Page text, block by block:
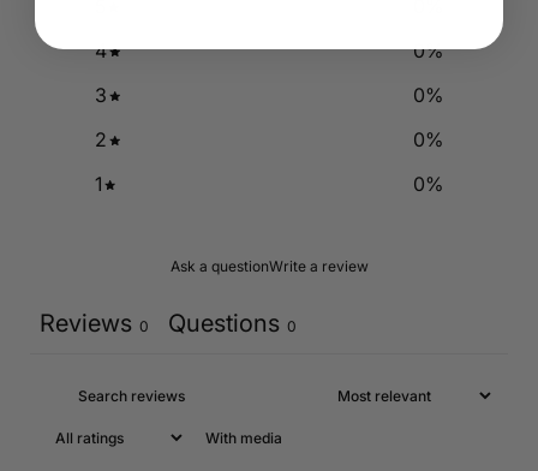
4
0%
3
0%
2
0%
1
0%
Ask a questionWrite a review
Reviews 0 Questions 0
With media